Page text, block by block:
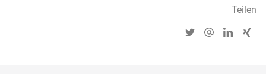
Teilen